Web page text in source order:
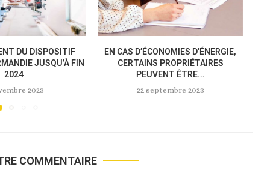
DE BIENS
(À USAGE...
février 2023
IMMOBILIER : CE QUI CHANGE AU
1ER JANVIER...
5 janvier 2023
COMMENTAIRE